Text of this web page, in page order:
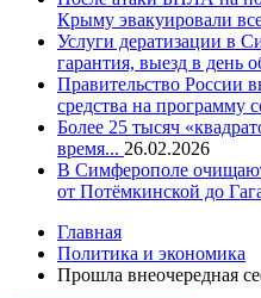
Крыму эвакуировали
Услуги дератизации в
гарантия, выезд в день
Правительство России
средства на программу
Более 25 тысяч
время... 26.02.2026
В Симферополе
от Потёмкинской до
Главная
Политика и экономика
Прошла внеочередная